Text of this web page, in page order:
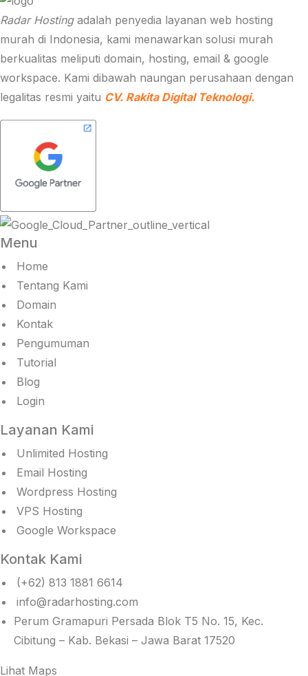
Radar Hostingadalah penyedia layanan web hosting
murah di Indonesia, kami menawarkan solusi murah
berkualitas meliputi domain, hosting, email & google
workspace. Kami dibawah naungan perusahaan dengan
legalitas resmi yaitu CV. Rakita Digital Teknologi.
Menu
Home
Tentang Kami
Domain
Kontak
Pengumuman
Tutorial
Blog
Login
Layanan Kami
Unlimited Hosting
Email Hosting
Wordpress Hosting
VPS Hosting
Google Workspace
Kontak Kami
(+62) 813 1881 6614
info@radarhosting.com
Perum Gramapuri Persada Blok T5 No. 15, Kec.
Cibitung – Kab. Bekasi – Jawa Barat 17520
Lihat Maps